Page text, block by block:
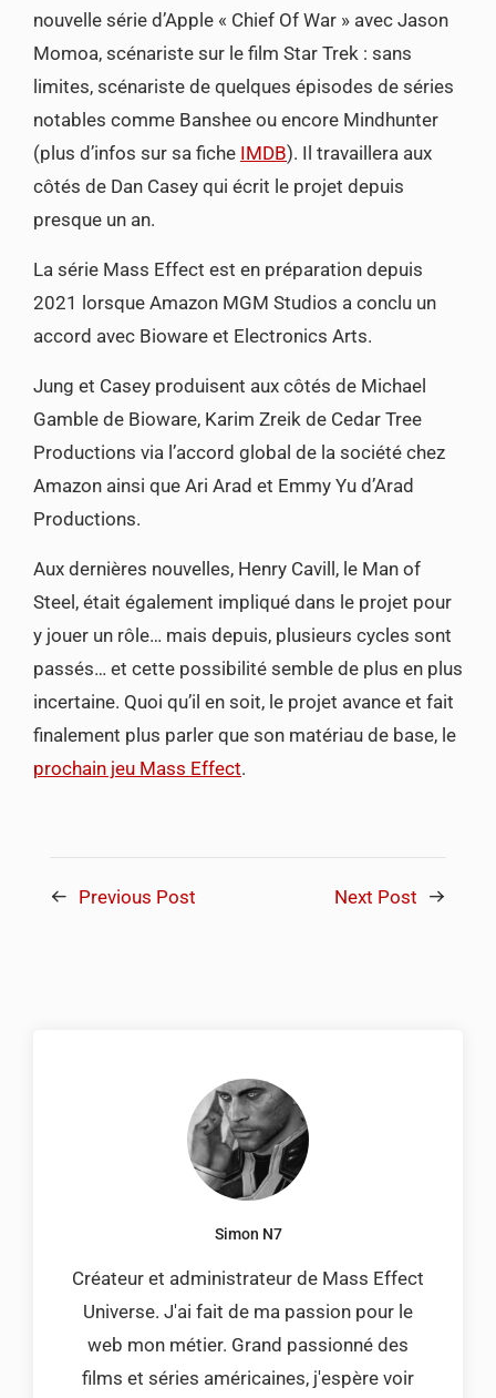
nouvelle série d’Apple « Chief Of War » avec Jason
Momoa, scénariste sur le film Star Trek : sans
limites, scénariste de quelques épisodes de séries
notables comme Banshee ou encore Mindhunter
(plus d’infos sur sa fiche IMDB). Il travaillera aux
côtés de Dan Casey qui écrit le projet depuis
presque un an.
La série Mass Effect est en préparation depuis
2021 lorsque Amazon MGM Studios a conclu un
accord avec Bioware et Electronics Arts.
Jung et Casey produisent aux côtés de Michael
Gamble de Bioware, Karim Zreik de Cedar Tree
Productions via l’accord global de la société chez
Amazon ainsi que Ari Arad et Emmy Yu d’Arad
Productions.
Aux dernières nouvelles, Henry Cavill, le Man of
Steel, était également impliqué dans le projet pour
y jouer un rôle… mais depuis, plusieurs cycles sont
passés… et cette possibilité semble de plus en plus
incertaine. Quoi qu’il en soit, le projet avance et fait
finalement plus parler que son matériau de base, le
prochain jeu Mass Effect.
Previous Post Next Post
Simon N7
Créateur et administrateur de Mass Effect
Universe. J'ai fait de ma passion pour le
web mon métier. Grand passionné des
films et séries américaines, j'espère voir